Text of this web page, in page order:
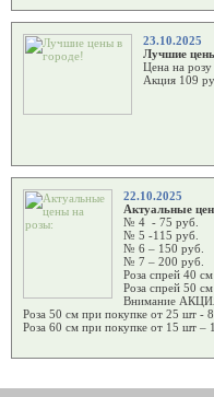
23.10.2025
Лучшие
Цена на
Акция 109
22.10.2025
Актуальные
№ 4 - 75 руб.
№ 5 -115 руб.
№ 6 – 150 руб.
№ 7 – 200 руб.
Роза спрей 40
Роза спрей 50
Внимание
Роза 50 см при покупке от 25 шт -
Роза 60 см при покупке от 15 шт –